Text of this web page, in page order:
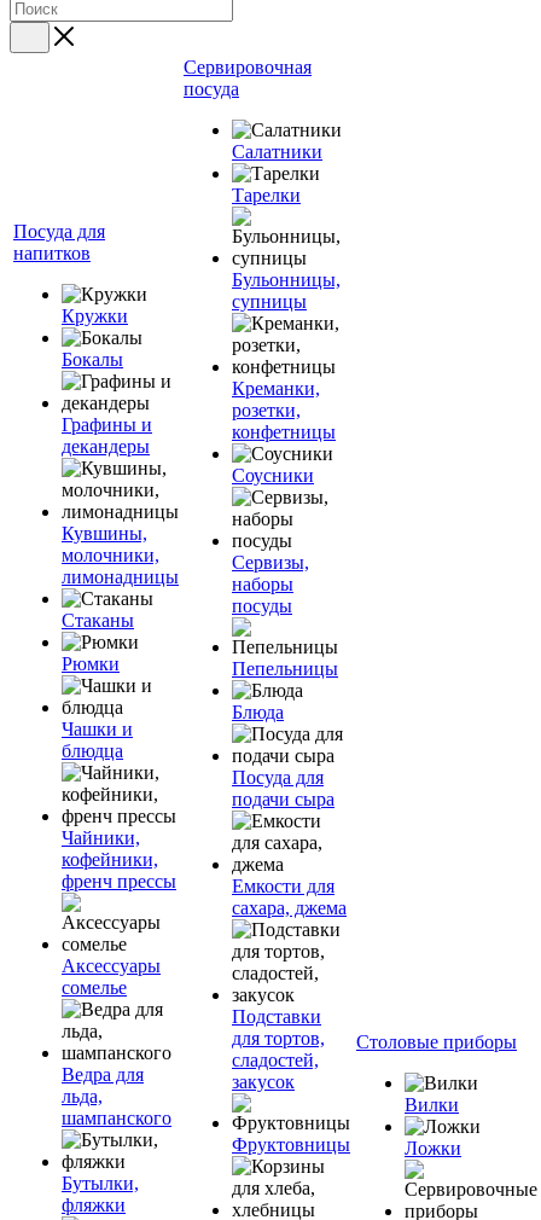
Посуда для
напитков
Кружки
Бокалы
Графины и
декандеры
Кувшины,
молочники,
лимонадницы
Стаканы
Рюмки
Чашки и
блюдца
Чайники,
кофейники,
френч прессы
Аксессуары
сомелье
Ведра для
льда,
шампанского
Бутылки,
фляжки
Сервировочная
посуда
Салатники
Тарелки
Бульонницы,
супницы
Креманки,
розетки,
конфетницы
Соусники
Сервизы,
наборы
посуды
Пепельницы
Блюда
Посуда для
подачи сыра
Емкости для
сахара, джема
Подставки
для тортов,
сладостей,
закусок
Фруктовницы
Столовые приборы
Вилки
Ложки